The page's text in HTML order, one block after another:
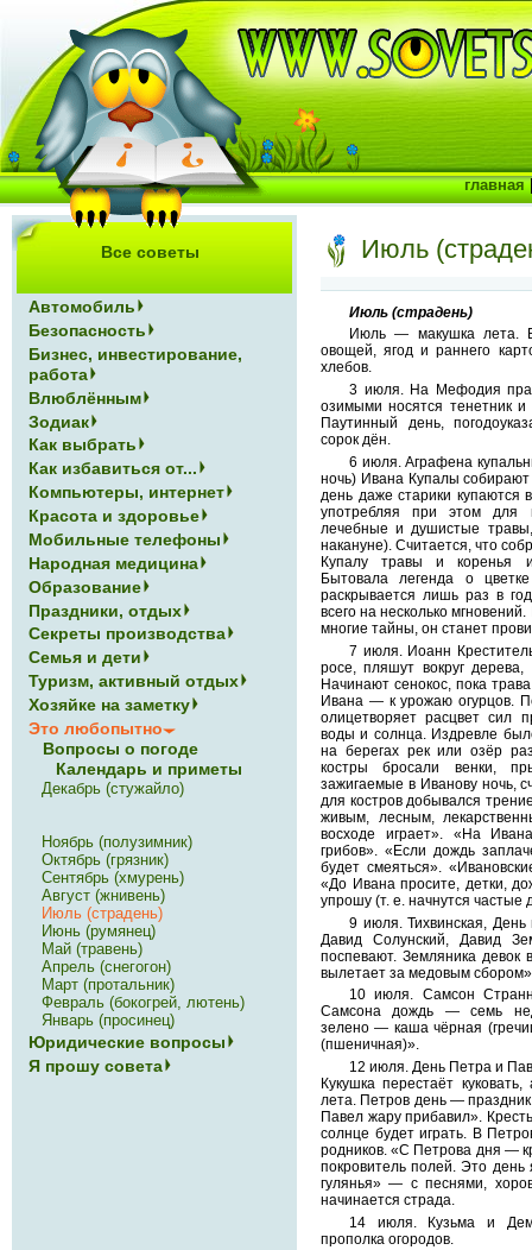
Июль
Июль (страдень)
Июль — макушка лета.
овощей, ягод и раннего
хлебов.
3 июля. На Мефодия
озимыми носятся тенетник
Паутинный день,
сорок дён.
6 июля. Аграфена
ночь) Ивана Купалы
день даже старики купаются
употребляя при этом для
лечебные и душистые
накануне). Считается, что
Купалу травы и коренья
Бытовала легенда о
раскрывается лишь раз в
всего на несколько
многие тайны, он станет
7 июля. Иоанн
росе, пляшут вокруг
Начинают сенокос, пока
Ивана — к урожаю огурцов.
олицетворяет расцвет сил
воды и солнца. Издревле
на берегах рек или озёр
костры бросали венки,
зажигаемые в Иванову ночь,
для костров добывался
живым, лесным,
восходе играет». «На
грибов». «Если дождь
будет смеяться».
«До Ивана просите, детки,
упрошу (т. е. начнутся частые
9 июля. Тихвинская,
Давид Солунский, Давид
поспевают. Земляника девок
вылетает за медовым
10 июля. Самсон
Самсона дождь — семь
зелено — каша чёрная
(пшеничная)».
12 июля. День Петра и
Кукушка перестаёт
лета. Петров день —
Павел жару прибавил».
солнце будет играть. В
родников. «С Петрова дня —
покровитель полей. Это
гулянья» — с песнями,
начинается страда.
14 июля. Кузьма и
прополка огородов.
Все советы
Автомобиль
Безопасность
Бизнес, инвестирование,
работа
Влюблённым
Зодиак
Как выбрать
Как избавиться от...
Компьютеры, интернет
Красота и здоровье
Мобильные телефоны
Народная медицина
Образование
Праздники, отдых
Секреты производства
Семья и дети
Туризм, активный отдых
Хозяйке на заметку
Это любопытно
Вопросы о погоде
Календарь и приметы
Декабрь (стужайло)
Ноябрь (полузимник)
Октябрь (грязник)
Сентябрь (хмурень)
Август (жнивень)
Июль (страдень)
Июнь (румянец)
Май (травень)
Апрель (снегогон)
Март (протальник)
Февраль (бокогрей, лютень)
Январь (просинец)
Юридические вопросы
Я прошу совета
главная